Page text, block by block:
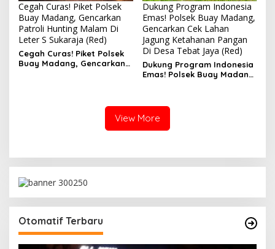
Cegah Curas! Piket Polsek
Buay Madang, Gencarkan
Patroli Hunting Malam Di
Leter S Sukaraja (Red)
Cegah Curas! Piket Polsek
Buay Madang, Gencarkan
Dukung Program Indonesia
Emas! Polsek Buay Madang,
Gencarkan Cek Lahan
Jagung Ketahanan Pangan
Di Desa Tebat Jaya (Red)
Dukung Program Indonesia
Emas! Polsek Buay Madang,
Di Desa Tebat Jaya
View More
Otomatif Terbaru